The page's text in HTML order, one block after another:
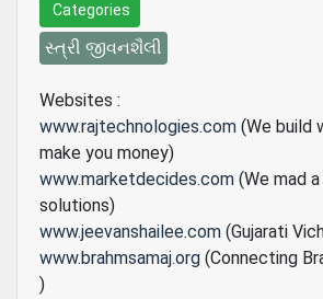
Categories
સ્ત્રી જીવનશૈલી
Websites :
www.rajtechnologies.com (We build
make you money)
www.marketdecides.com (We mad
solutions)
www.jeevanshailee.com (Gujarati
www.brahmsamaj.org (Connecting
)